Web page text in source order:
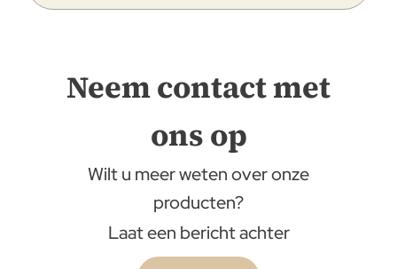
Neem contact met
ons op
Wilt u meer weten over onze
producten?
Laat een bericht achter